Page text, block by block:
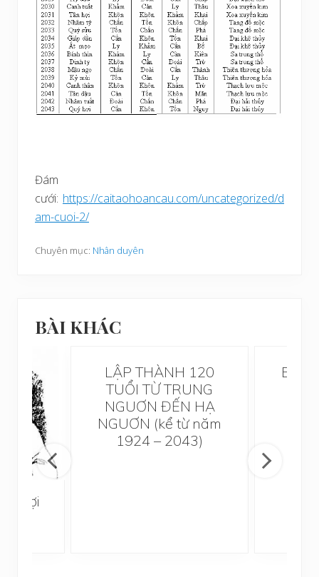
Đám
cưới: https://caitaohoancau.com/uncategorized/d
am-cuoi-2/
Chuyên mục: Nhân duyên
BÀI KHÁC
Hợi
LẬP THÀNH 120
TUỔI TỪ TRUNG
NGUƠN ĐẾN HẠ
NGUƠN (kể từ năm
1924 – 2043)